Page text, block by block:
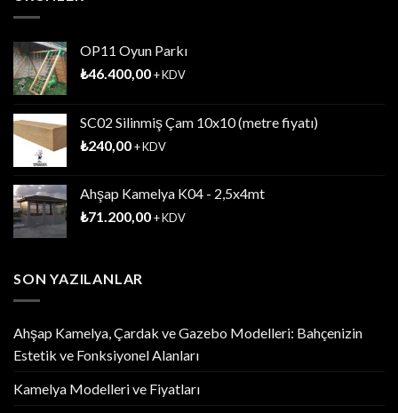
OP11 Oyun Parkı
₺46.400,00+ KDV
SC02 Silinmiş Çam 10x10 (metre fiyatı)
₺240,00+ KDV
Ahşap Kamelya K04 - 2,5x4mt
₺71.200,00+ KDV
SON YAZILANLAR
Ahşap Kamelya, Çardak ve Gazebo Modelleri: Bahçenizin
Estetik ve Fonksiyonel Alanları
Kamelya Modelleri ve Fiyatları